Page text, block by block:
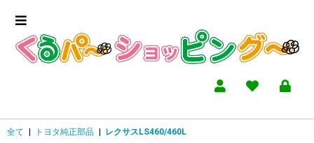
全て トヨタ純正部品 レクサスLS460/460L